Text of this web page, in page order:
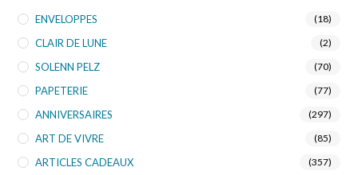
ENVELOPPES (18)
CLAIR DE LUNE (2)
SOLENN PELZ (70)
PAPETERIE (77)
ANNIVERSAIRES (297)
ART DE VIVRE (85)
ARTICLES CADEAUX (357)